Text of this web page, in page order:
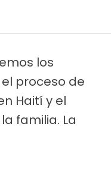
los
proceso de
Haití y el
familia. La